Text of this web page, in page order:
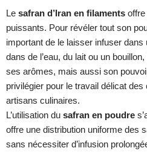
Le safran d’Iran en filaments
puissants. Pour révéler tout son
important de le laisser infuser
dans de l’eau, du lait ou un
ses arômes, mais aussi son
privilégier pour le travail délicat
artisans culinaires.
L’utilisation du safran en poudre
offre une distribution uniforme des
sans nécessiter d’infusion